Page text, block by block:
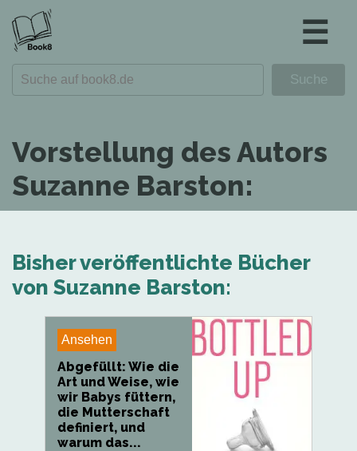
☰
Vorstellung des Autors
Suzanne Barston:
Bisher veröffentlichte Bücher
von Suzanne Barston:
Ansehen
Abgefüllt: Wie die
Art und Weise, wie
wir Babys füttern,
die Mutterschaft
definiert, und
warum das...